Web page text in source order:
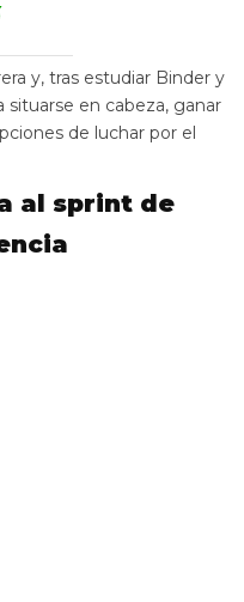
y, tras estudiar Binder y
situarse en cabeza, ganar
de luchar por el
al sprint de